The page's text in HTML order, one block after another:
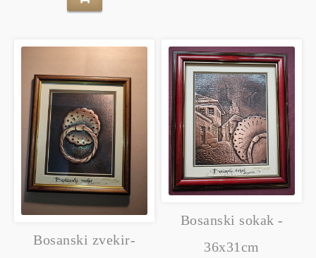
Bosanski zvekir-
Bosanski sokak -
36x31cm